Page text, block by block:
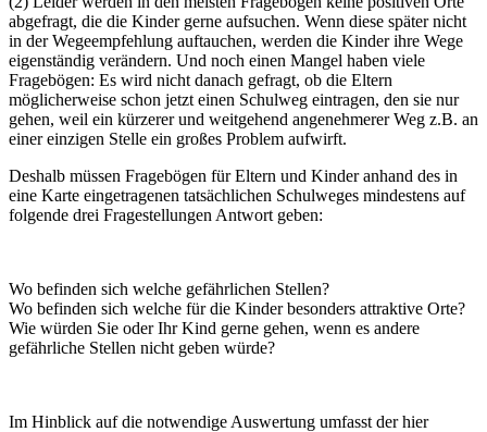
abgefragt, die die Kinder gerne aufsuchen. Wenn diese später nicht
in der Wegeempfehlung auftauchen, werden die Kinder ihre Wege
eigenständig verändern. Und noch einen Mangel haben viele
Fragebögen: Es wird nicht danach gefragt, ob die Eltern
möglicherweise schon jetzt einen Schulweg eintragen, den sie nur
gehen, weil ein kürzerer und weitgehend angenehmerer Weg z.B. an
einer einzigen Stelle ein großes Problem aufwirft.
Deshalb müssen Fragebögen für Eltern und Kinder anhand des in
eine Karte eingetragenen tatsächlichen Schulweges mindestens auf
folgende drei Fragestellungen Antwort geben:
Wo befinden sich welche gefährlichen Stellen?
Wo befinden sich welche für die Kinder besonders attraktive Orte?
Wie würden Sie oder Ihr Kind gerne gehen, wenn es andere
gefährliche Stellen nicht geben würde?
Im Hinblick auf die notwendige Auswertung umfasst der hier